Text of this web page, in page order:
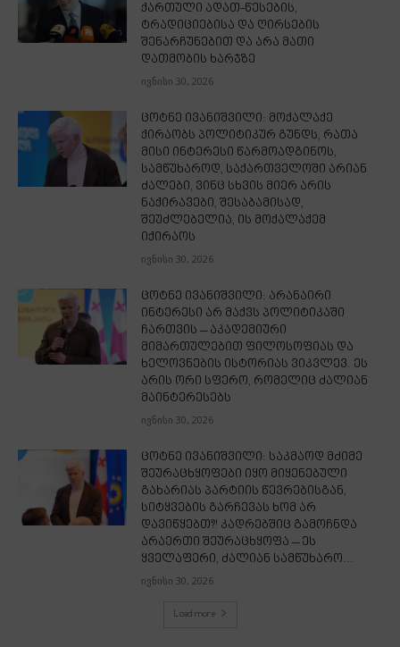
ქართული ადათ-წესების,
ტრადიციებისა და ღირსების
შენარჩუნებით და არა მათი
დათმობის ხარჯზე
ივნისი 30, 2026
ცოტნე ივანიშვილი: მოქალაქე
ქირაობს პოლიტიკურ გუნდს, რათა
მისი ინტერესი წარმოადგინოს,
სამწუხაროდ, საქართველოში არიან
ძალები, ვინც სხვის მიერ არის
ნაქირავები, შესაბამისად,
შეუძლებელია, ის მოქალაქემ
იქირაოს
ივნისი 30, 2026
ცოტნე ივანიშვილი: არანაირი
ინტერესი არ მაქვს პოლიტიკაში
ჩართვის – აკადემიური
მიმართულებით ფილოსოფიას და
ხელოვნების ისტორიას ვიკვლევ. ეს
არის ორი სფერო, რომელიც ძალიან
მაინტერესებს
ივნისი 30, 2026
ცოტნე ივანიშვილი: საკმაოდ მძიმე
შეურაცხყოფები იყო მიყენებული
გახარიას პარტიის წევრებისგან,
სიტყვების გარჩევას ხომ არ
დავიწყებთ?! კადრებშიც გამოჩნდა
არაერთი შეურაცხყოფა – ეს
ყველაფერი, ძალიან სამწუხარო...
ივნისი 30, 2026
Load more